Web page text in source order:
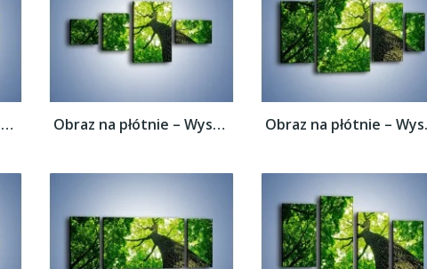
Obraz na płótnie – Wysoko na drzewie –... Obraz na płótnie – Wysoko na drzewie –...